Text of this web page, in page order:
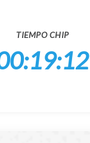
TIEMPO CHIP